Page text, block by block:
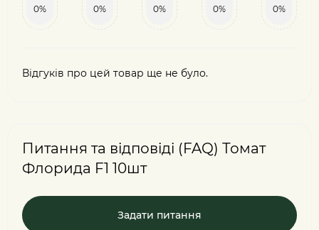
0% 0% 0% 0% 0%
Відгуків про цей товар ще не було.
Питання та відповіді (FAQ) Томат
Флорида F1 10шт
Задати питання